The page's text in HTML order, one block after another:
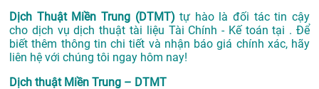
Dịch Thuật Miền Trung (DTMT) tự hào là đối tác tin cậy
cho dịch vụ dịch thuật tài liệu Tài Chính - Kế toán tại . Để
biết thêm thông tin chi tiết và nhận báo giá chính xác, hãy
liên hệ với chúng tôi ngay hôm nay!
Dịch thuật Miền Trung – DTMT